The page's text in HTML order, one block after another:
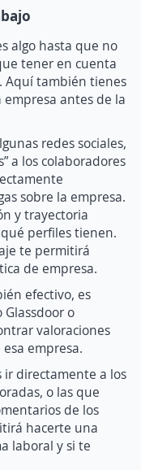
algo hasta que no
tener en cuenta
Aquí también tienes
antes de la
redes sociales,
a los colaboradores
sobre la empresa.
y trayectoria
perfiles tienen.
te permitirá
de empresa.
efectivo, es
o
valoraciones
empresa.
ir directamente a los
o las que
de los
hacerte una
laboral y si te